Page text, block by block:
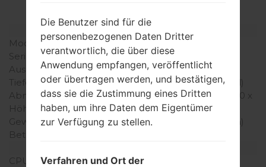
Modell und seine Eigenschaften
Modell
LGKS360GO
Serie
LG Others
Ausgabe
Juli, 2008
Tiefe
16.8 millimeter (0.66 Zoll)
Abmessungen (Breite /
Höhe)
101.5 x 51 millimeter (4.00 x
2.01 Zoll)
Gewicht
111.5 gramm (3.92 unzen)
Betriebssystem
CPU
-
Die Benutzer sind für die
personenbezogenen Daten Dritter
verantwortlich, die über diese
Anwendung empfangen, veröffentlicht
oder übertragen werden, und bestätigen,
dass sie die Zustimmung eines Dritten
haben, um ihre Daten dem Eigentümer
zur Verfügung zu stellen.
Verfahren und Ort der